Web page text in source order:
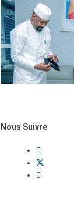
Nous Suivre